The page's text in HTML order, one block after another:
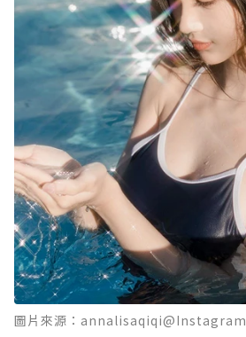
圖片來源：annalisaqiqi@Instagram